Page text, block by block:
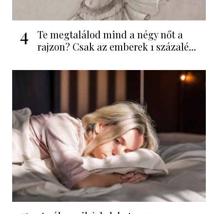
4
Te megtalálod mind a négy nőt a
rajzon? Csak az emberek 1 százalé...